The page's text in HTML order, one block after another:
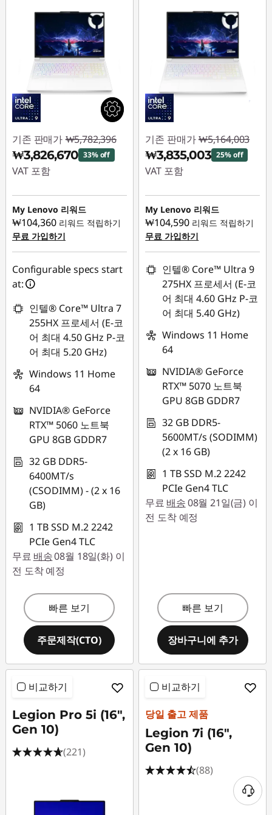
기존 판매가 ₩5,782,396
₩3,826,670 33% off
VAT 포함
즉시 할인: :-
₩1,955,726
My Lenovo 리워드
₩104,360 리워드 적립하기
무료 가입하기
Configurable specs start
at:
인텔® Core™ Ultra 7
255HX 프로세서 (E-코
어 최대 4.50 GHz P-코
어 최대 5.20 GHz)
Windows 11 Home
64
NVIDIA® GeForce
RTX™ 5060 노트북
GPU 8GB GDDR7
32 GB DDR5-
6400MT/s
(CSODIMM) - (2 x 16
GB)
1 TB SSD M.2 2242
PCIe Gen4 TLC
무료 배송08월 18일(화) 이
전 도착 예정
빠른 보기
주문제작(CTO)
기존 판매가 ₩5,164,003
₩3,835,003 25% off
VAT 포함
즉시 할인: :-
₩1,329,000
My Lenovo 리워드
₩104,590 리워드 적립하기
무료 가입하기
인텔® Core™ Ultra 9
275HX 프로세서 (E-코
어 최대 4.60 GHz P-코
어 최대 5.40 GHz)
Windows 11 Home
64
NVIDIA® GeForce
RTX™ 5070 노트북
GPU 8GB GDDR7
32 GB DDR5-
5600MT/s (SODIMM)
(2 x 16 GB)
1 TB SSD M.2 2242
PCIe Gen4 TLC
무료 배송08월 21일(금) 이
전 도착 예정
빠른 보기
장바구니에 추가
비교하기
Legion Pro 5i (16",
Gen 10)
(221)
비교하기
당일 출고 제품
Legion 7i (16",
Gen 10)
(88)